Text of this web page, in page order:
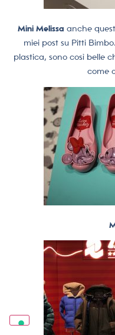
Mini Melissa anche
miei post su Pitti
plastica, sono così belle
come